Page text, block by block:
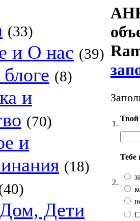
(33)
и О нас (39)
(8)
и
(70)
и
(18)
Дети
1.
Твой
2.
Тебе